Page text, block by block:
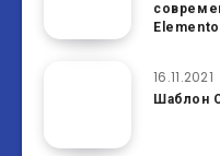
16.11.2021
Шаблон